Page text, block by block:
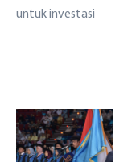
untuk investasi